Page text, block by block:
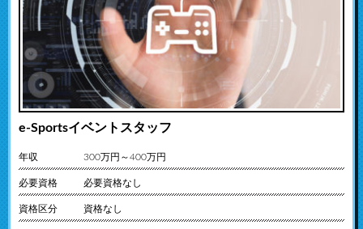
e-Sportsイベントスタッフ
年収 300万円～400万円
必要資格 必要資格なし
資格区分 資格なし